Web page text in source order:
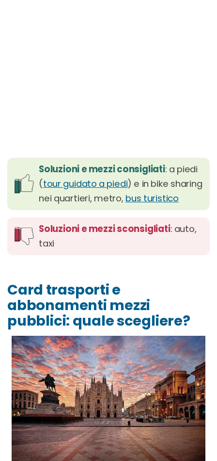
Soluzioni e mezzi consigliati: a piedi
(tour guidato a piedi) e in bike sharing
nei quartieri, metro, bus turistico
Soluzioni e mezzi sconsigliati: auto,
taxi
Card trasporti e
abbonamenti mezzi
pubblici: quale scegliere?